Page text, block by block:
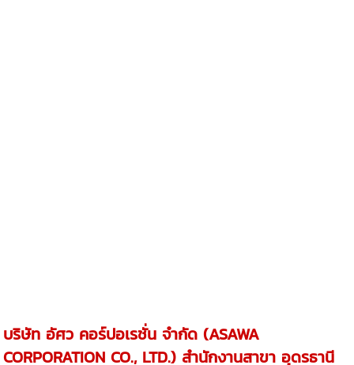
บริษัท อัศว คอร์ปอเรชั่น จำกัด (ASAWA
CORPORATION CO., LTD.) สำนักงานสาขา อุดรธานี